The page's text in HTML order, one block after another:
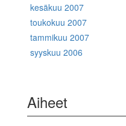
kesäkuu 2007
toukokuu 2007
tammikuu 2007
syyskuu 2006
Aiheet